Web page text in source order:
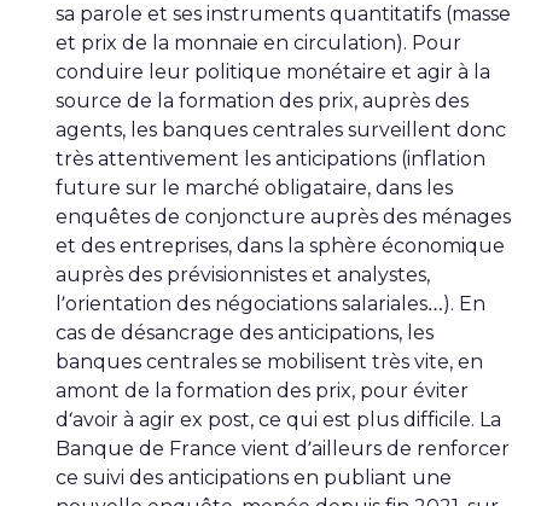
sa parole et ses instruments quantitatifs (masse
et prix de la monnaie en circulation). Pour
conduire leur politique monétaire et agir à la
source de la formation des prix, auprès des
agents, les banques centrales surveillent donc
très attentivement les anticipations (inflation
future sur le marché obligataire, dans les
enquêtes de conjoncture auprès des ménages
et des entreprises, dans la sphère économique
auprès des prévisionnistes et analystes,
l’orientation des négociations salariales…). En
cas de désancrage des anticipations, les
banques centrales se mobilisent très vite, en
amont de la formation des prix, pour éviter
d‘avoir à agir ex post, ce qui est plus difficile. La
Banque de France vient d’ailleurs de renforcer
ce suivi des anticipations en publiant une